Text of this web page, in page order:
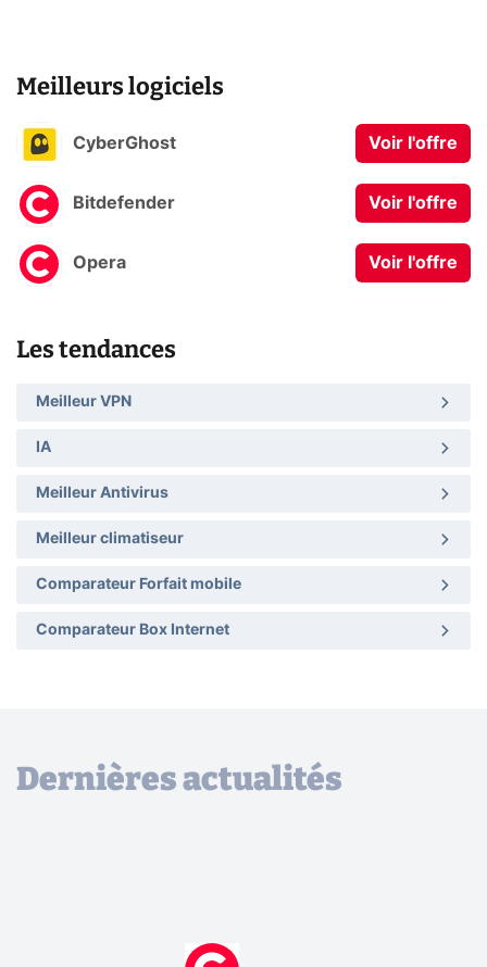
Meilleurs logiciels
CyberGhost Voir l'offre
Bitdefender Voir l'offre
Opera Voir l'offre
Les tendances
Meilleur VPN
IA
Meilleur Antivirus
Meilleur climatiseur
Comparateur Forfait mobile
Comparateur Box Internet
Dernières actualités